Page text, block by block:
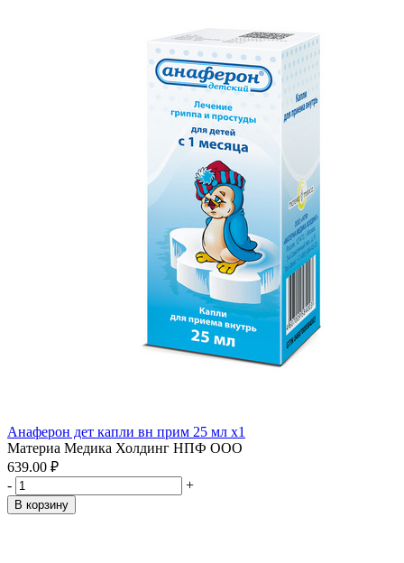
Анаферон дет капли вн прим 25 мл x1
Материа Медика Холдинг НПФ ООО
639.00 ₽
-
+
В корзину